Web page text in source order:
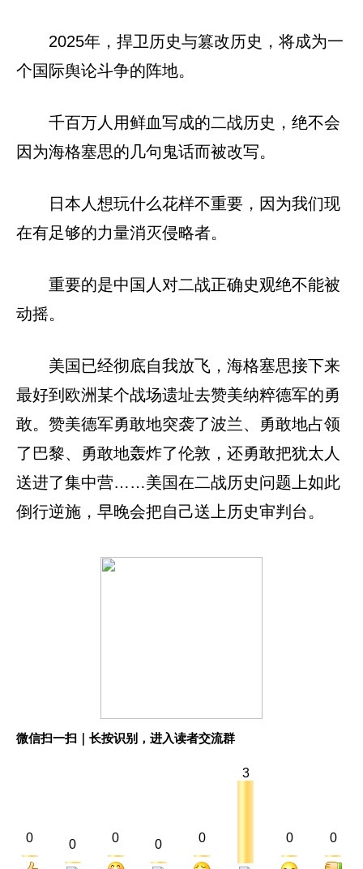
2025年，捍卫历史与篡改历史，将成为一
个国际舆论斗争的阵地。
千百万人用鲜血写成的二战历史，绝不会
因为海格塞思的几句鬼话而被改写。
日本人想玩什么花样不重要，因为我们现
在有足够的力量消灭侵略者。
重要的是中国人对二战正确史观绝不能被
动摇。
美国已经彻底自我放飞，海格塞思接下来
最好到欧洲某个战场遗址去赞美纳粹德军的勇
敢。赞美德军勇敢地突袭了波兰、勇敢地占领
了巴黎、勇敢地轰炸了伦敦，还勇敢把犹太人
送进了集中营……美国在二战历史问题上如此
倒行逆施，早晚会把自己送上历史审判台。
微信扫一扫｜长按识别，进入读者交流群
0 0 0 0 0
3
0 0